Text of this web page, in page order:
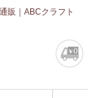
販｜ABCクラフト